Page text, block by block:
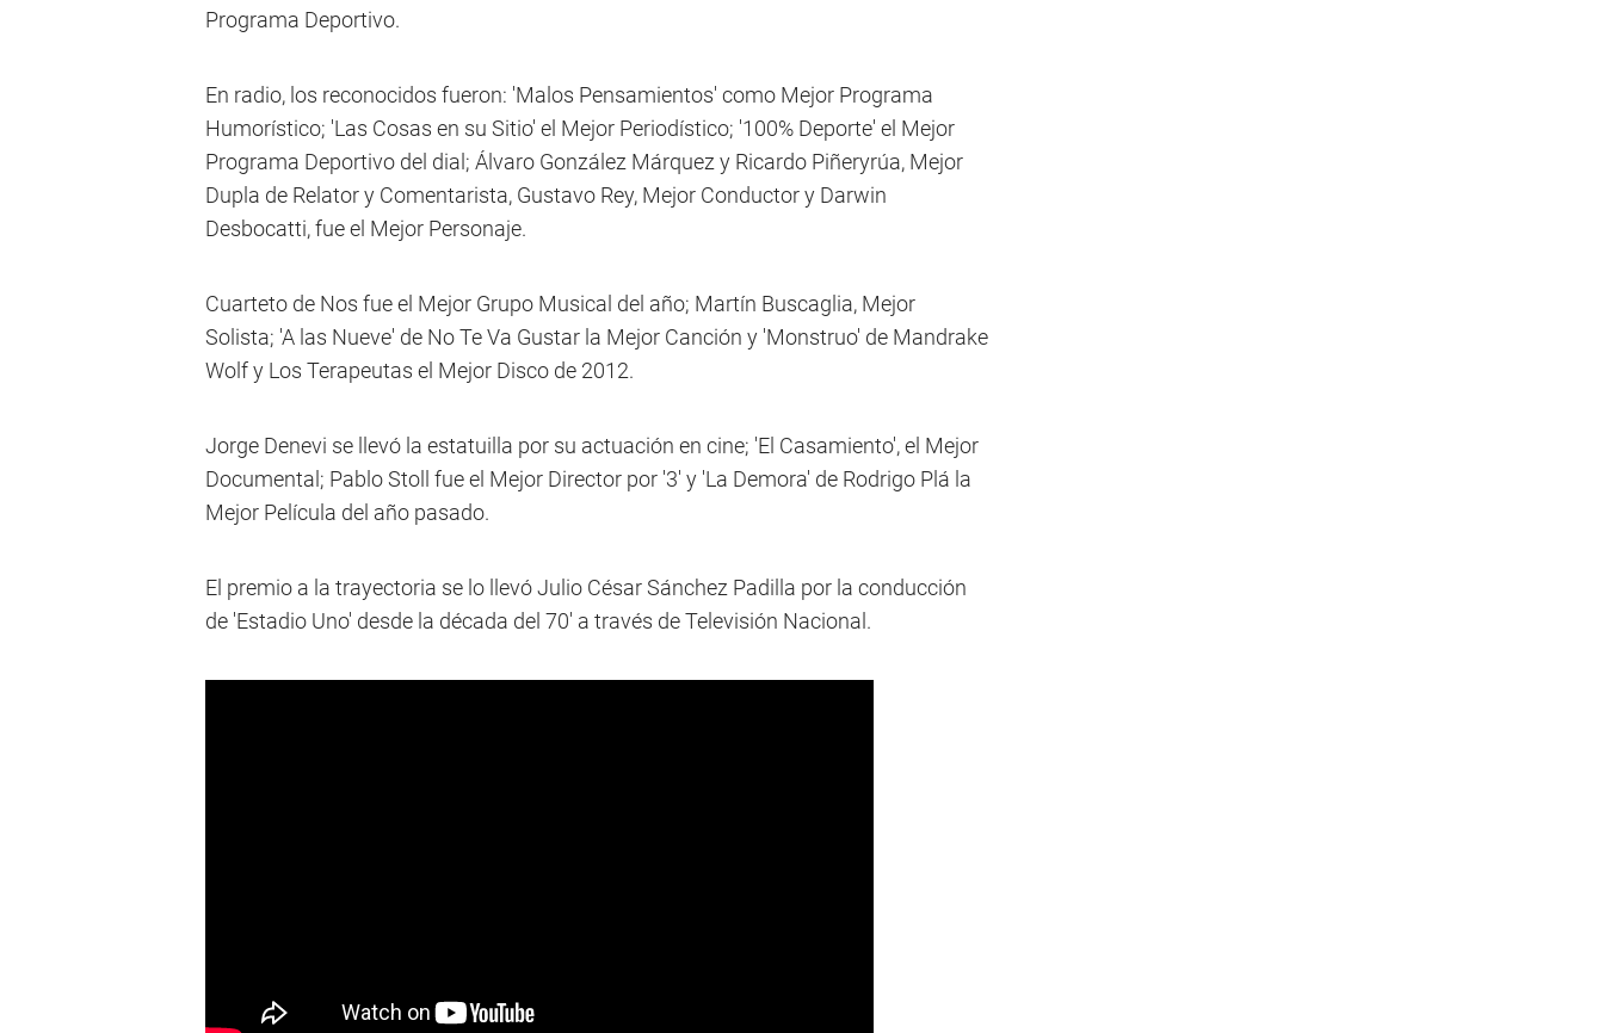
Programa Deportivo.
En radio, los reconocidos fueron: 'Malos Pensamientos' como Mejor Programa
Humorístico; 'Las Cosas en su Sitio' el Mejor Periodístico; '100% Deporte' el Mejor
Programa Deportivo del dial; Álvaro González Márquez y Ricardo Piñeryrúa, Mejor
Dupla de Relator y Comentarista, Gustavo Rey, Mejor Conductor y Darwin
Desbocatti, fue el Mejor Personaje.
Cuarteto de Nos fue el Mejor Grupo Musical del año; Martín Buscaglia, Mejor
Solista; 'A las Nueve' de No Te Va Gustar la Mejor Canción y 'Monstruo' de Mandrake
Wolf y Los Terapeutas el Mejor Disco de 2012.
Jorge Denevi se llevó la estatuilla por su actuación en cine; 'El Casamiento', el Mejor
Documental; Pablo Stoll fue el Mejor Director por '3' y 'La Demora' de Rodrigo Plá la
Mejor Película del año pasado.
El premio a la trayectoria se lo llevó Julio César Sánchez Padilla por la conducción
de 'Estadio Uno' desde la década del 70' a través de Televisión Nacional.